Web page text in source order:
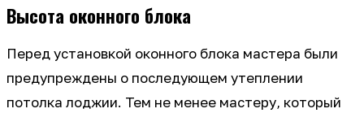
Высота оконного блока
Перед установкой оконного блока мастера были
предупреждены о последующем утеплении
потолка лоджии. Тем не менее мастеру, который